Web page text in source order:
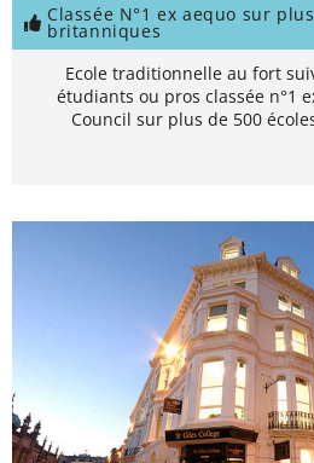
Classée N°1 ex aequo sur
britanniques
Ecole traditionnelle au fort
étudiants ou pros classée n°1
Council sur plus de 500